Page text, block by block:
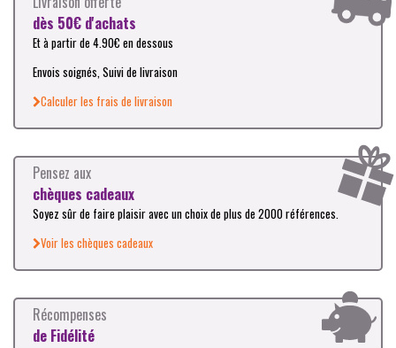
dès 50€ d'achats
Et à partir de 4.90€ en dessous
Envois soignés, Suivi de livraison
Calculer les frais de livraison
Pensez aux
chèques cadeaux
Soyez sûr de faire plaisir avec un choix de plus de 2000 références.
Voir les chèques cadeaux
Récompenses
de Fidélité